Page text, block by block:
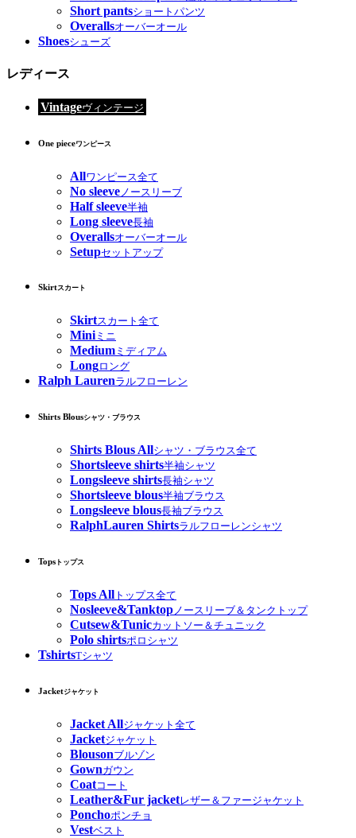
Short pantsショートパンツ
Overallsオーバーオール
Shoesシューズ
レディース
Vintageヴィンテージ
One pieceワンピース
Allワンピース全て
No sleeve ノースリーブ
Half sleeve半袖
Long sleeve長袖
Overallsオーバーオール
Setupセットアップ
Skirtスカート
Skirtスカート全て
Miniミニ
Medium ミディアム
Longロング
Ralph Laurenラルフローレン
Shirts Blousシャツ・ブラウス
Shirts Blous Allシャツ・ブラウス全て
Shortsleeve shirts半袖シャツ
Longsleeve shirts長袖シャツ
Shortsleeve blous半袖ブラウス
Longsleeve blous長袖ブラウス
RalphLauren Shirtsラルフローレンシャツ
Tops トップス
Tops All トップス全て
Nosleeve&Tanktopノースリーブ＆タンクトップ
Cutsew&Tunicカットソー＆チュニック
Polo shirtsポロシャツ
TshirtsTシャツ
Jacketジャケット
Jacket Allジャケット全て
Jacketジャケット
Blousonブルゾン
Gownガウン
Coatコート
Leather&Fur jacketレザー＆ファージャケット
Ponchoポンチョ
Vestベスト